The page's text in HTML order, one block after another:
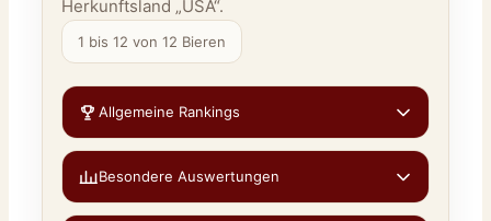
Herkunftsland „USA“.
1 bis 12 von 12 Bieren
Allgemeine Rankings
Besondere Auswertungen